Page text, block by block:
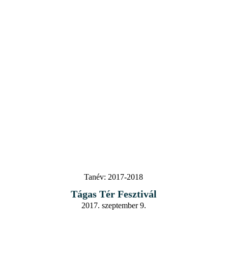
Tanév: 2017-2018
Tágas Tér Fesztivál
2017. szeptember 9.